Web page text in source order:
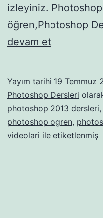
izleyiniz.
öğren,Photoshop
devam etPhotoshop
Yayım tarihi 19 Temmuz
Photoshop Dersleri
photoshop 2013 dersleri,
photoshop ogren,
videolari ile etiketlenmiş